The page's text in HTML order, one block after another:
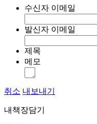
수신자 이메일
발신자 이메일
제목
메모
취소 내보내기
내책장담기